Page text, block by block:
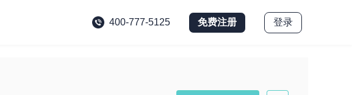
400-777-5125 免费注册 登录